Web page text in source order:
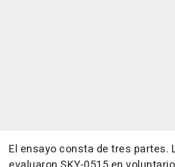
El ensayo consta de tres partes.